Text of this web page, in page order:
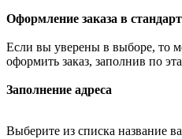
Оформление заказа в
Если вы уверены в выборе, то
оформить заказ, заполнив по
Заполнение адреса
Выберите из списка название